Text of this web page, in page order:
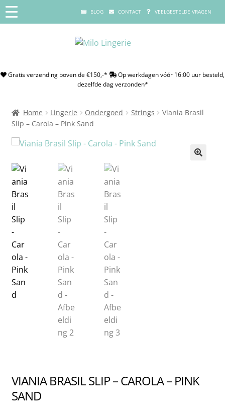
BLOG CONTACT VEELGESTELDE VRAGEN
Gratis verzending boven de €150,-*
Op werkdagen vóór 16:00 uur besteld,
dezelfde dag verzonden*
Home Lingerie Ondergoed Strings
Viania Brasil
Slip – Carola – Pink Sand
VIANIA BRASIL SLIP – CAROLA – PINK
SAND